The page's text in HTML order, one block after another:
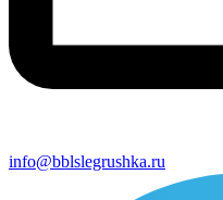
info@bblslegrushka.ru